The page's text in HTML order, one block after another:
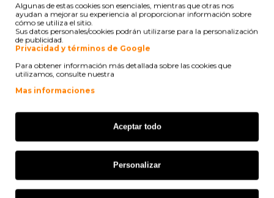
Canon Pixma MP 640
Canon Pixma MP 640 R
Canon Pixma MP 640 Series
Canon Pixma MP 980
Canon Pixma MP 990
Canon Pixma MX 870
Algunas de estas cookies son esenciales, mientras que otras nos
ayudan a mejorar su experiencia al proporcionar información sobre
cómo se utiliza el sitio.
Sus datos personales/cookies podrán utilizarse para la personalización
de publicidad.
Privacidad y términos de Google
Para obtener información más detallada sobre las cookies que
utilizamos, consulte nuestra
Mas informaciones
Aceptar todo
Personalizar